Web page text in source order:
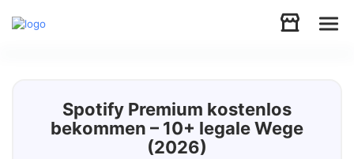
Spotify Premium kostenlos
bekommen – 10+ legale Wege
(2026)